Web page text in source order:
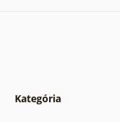
Kategória